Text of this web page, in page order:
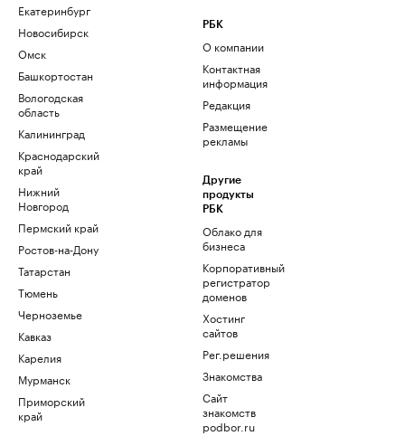
Екатеринбург
Новосибирск
Омск
Башкортостан
Вологодская
область
Калининград
Краснодарский
край
Нижний
Новгород
Пермский край
Ростов-на-Дону
Татарстан
Тюмень
Черноземье
Кавказ
Карелия
Мурманск
Приморский
край
РБК
О компании
Контактная
информация
Редакция
Размещение
рекламы
Другие
продукты
РБК
Облако для
бизнеса
Корпоративный
регистратор
доменов
Хостинг
сайтов
Рег.решения
Знакомства
Сайт
знакомств
podbor.ru